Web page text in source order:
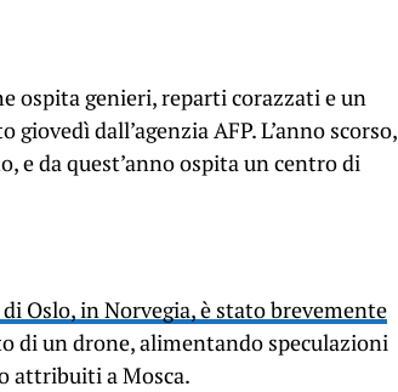
ospita genieri, reparti corazzati e un
dall’agenzia AFP. L’anno scorso,
e da quest’anno ospita un centro di
Oslo, in Norvegia, è stato brevemente
di un drone, alimentando speculazioni
attribuiti a Mosca.